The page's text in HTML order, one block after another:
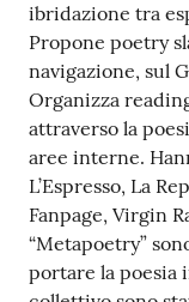
ibridazione tra
Propone poetry
navigazione, sul
Organizza
attraverso la
aree interne.
L’Espresso, La
Fanpage, Virgin
“Metapoetry”
portare la poesia